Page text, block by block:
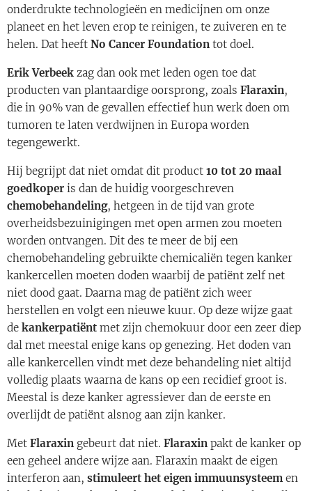
onderdrukte technologieën en medicijnen om onze
planeet en het leven erop te reinigen, te zuiveren en te
helen. Dat heeft No Cancer Foundation tot doel.
Erik Verbeek zag dan ook met leden ogen toe dat
producten van plantaardige oorsprong, zoals Flaraxin,
die in 90% van de gevallen effectief hun werk doen om
tumoren te laten verdwijnen in Europa worden
tegengewerkt.
Hij begrijpt dat niet omdat dit product 10 tot 20 maal
goedkoper is dan de huidig voorgeschreven
chemobehandeling, hetgeen in de tijd van grote
overheidsbezuinigingen met open armen zou moeten
worden ontvangen. Dit des te meer de bij een
chemobehandeling gebruikte chemicaliën tegen kanker
kankercellen moeten doden waarbij de patiënt zelf net
niet dood gaat. Daarna mag de patiënt zich weer
herstellen en volgt een nieuwe kuur. Op deze wijze gaat
de kankerpatiënt met zijn chemokuur door een zeer diep
dal met meestal enige kans op genezing. Het doden van
alle kankercellen vindt met deze behandeling niet altijd
volledig plaats waarna de kans op een recidief groot is.
Meestal is deze kanker agressiever dan de eerste en
overlijdt de patiënt alsnog aan zijn kanker.
Met Flaraxin gebeurt dat niet. Flaraxin pakt de kanker op
een geheel andere wijze aan. Flaraxin maakt de eigen
interferon aan, stimuleert het eigen immuunsysteem en